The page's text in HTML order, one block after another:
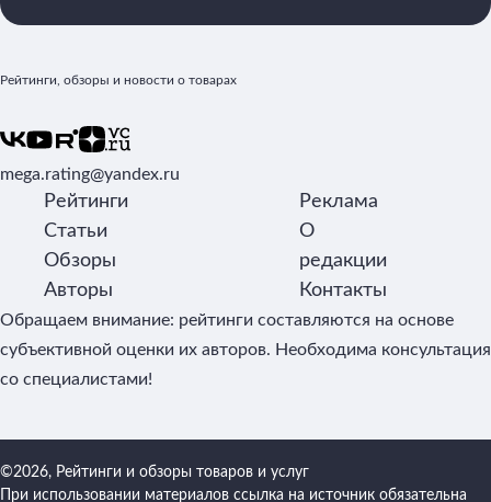
Рейтинги, обзоры и новости о товарах
mega.rating@yandex.ru
Рейтинги
Статьи
Обзоры
Авторы
Реклама
О
редакции
Контакты
Обращаем внимание: рейтинги составляются на основе
субъективной оценки их авторов. Необходима консультация
со специалистами!
©2026, Рейтинги и обзоры товаров и услуг
При использовании материалов ссылка на источник обязательна